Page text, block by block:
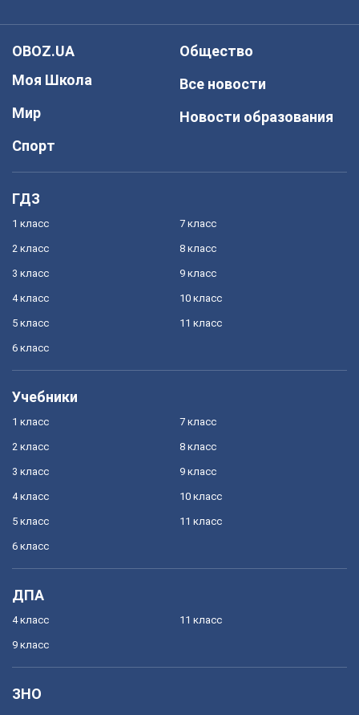
OBOZ.UA
Моя Школа
Мир
Спорт
Общество
Все новости
Новости образования
ГДЗ
1 класс
2 класс
3 класс
4 класс
5 класс
6 класс
7 класс
8 класс
9 класс
10 класс
11 класс
Учебники
1 класс
2 класс
3 класс
4 класс
5 класс
6 класс
7 класс
8 класс
9 класс
10 класс
11 класс
ДПА
4 класс
9 класс
11 класс
ЗНО